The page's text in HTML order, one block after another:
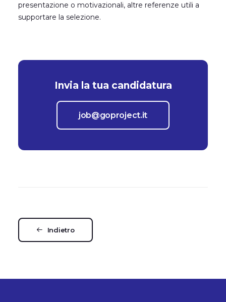
presentazione o motivazionali, altre referenze utili a
supportare la selezione.
Invia la tua candidatura
job@goproject.it
Indietro